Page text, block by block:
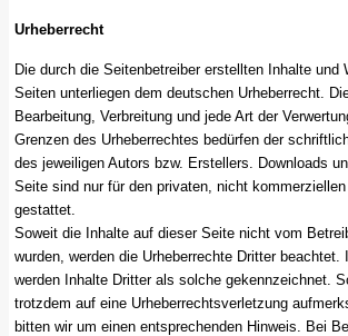
Urheberrecht
Die durch die Seitenbetreiber erstellten Inhalte und
Seiten unterliegen dem deutschen Urheberrecht.
Bearbeitung, Verbreitung und jede Art der
Grenzen des Urheberrechtes bedürfen der
des jeweiligen Autors bzw. Erstellers. Downloads
Seite sind nur für den privaten, nicht
gestattet.
Soweit die Inhalte auf dieser Seite nicht vom
wurden, werden die Urheberrechte Dritter beachtet.
werden Inhalte Dritter als solche gekennzeichnet.
trotzdem auf eine Urheberrechtsverletzung
bitten wir um einen entsprechenden Hinweis. Bei